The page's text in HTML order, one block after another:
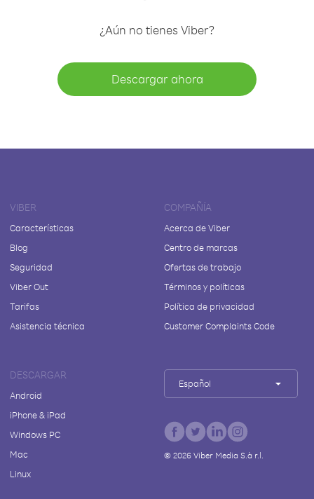
¿Aún no tienes Viber?
Descargar ahora
VIBER
Características
Blog
Seguridad
Viber Out
Tarifas
Asistencia técnica
COMPAÑÍA
Acerca de Viber
Centro de marcas
Ofertas de trabajo
Términos y políticas
Política de privacidad
Customer Complaints Code
DESCARGAR
Android
iPhone & iPad
Windows PC
Mac
Linux
Español
© 2026Viber Media S.à r.l.